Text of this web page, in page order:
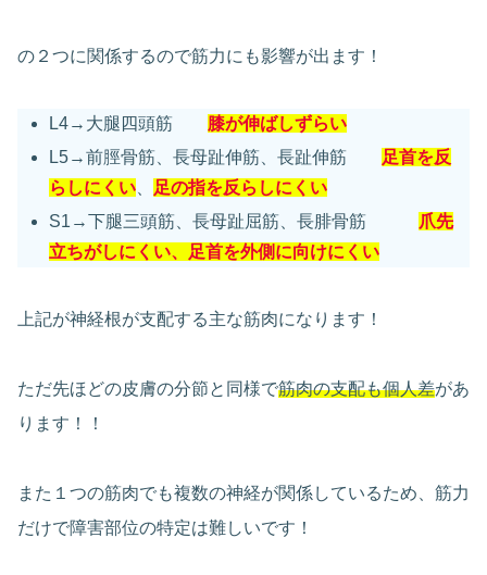
の２つに関係するので筋力にも影響が出ます！
L4→大腿四頭筋 膝が伸ばしずらい
L5→前脛骨筋、長母趾伸筋、長趾伸筋
足首を反
らしにくい
足の指を反らしにくい
S1→下腿三頭筋、長母趾屈筋、長腓骨筋 爪先
立ちがしにくい、足首を外側に向けにくい
上記が神経根が支配する主な筋肉になります！
ただ先ほどの皮膚の分節と同様で筋肉の支配も個人差があ
ります！！
また１つの筋肉でも複数の神経が関係しているため、筋力
だけで障害部位の特定は難しいです！